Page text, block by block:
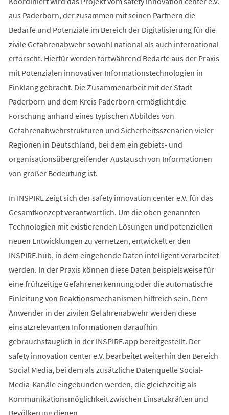
aus Paderborn, der zusammen mit seinen Partnern die
Bedarfe und Potenziale im Bereich der Digitalisierung für die
zivile Gefahrenabwehr sowohl national als auch international
erforscht. Hierfür werden fortwährend Bedarfe aus der Praxis
mit Potenzialen innovativer Informationstechnologien in
Einklang gebracht. Die Zusammenarbeit mit der Stadt
Paderborn und dem Kreis Paderborn ermöglicht die
Forschung anhand eines typischen Abbildes von
Gefahrenabwehrstrukturen und Sicherheitsszenarien vieler
Regionen in Deutschland, bei dem ein gebiets- und
organisationsübergreifender Austausch von Informationen
von großer Bedeutung ist.
In INSPIRE zeigt sich der safety innovation center e.V. für das
Gesamtkonzept verantwortlich. Um die oben genannten
Technologien mit existierenden Lösungen und potenziellen
neuen Entwicklungen zu vernetzen, entwickelt er den
INSPIRE.hub, in dem eingehende Daten intelligent verarbeitet
werden. In der Praxis können diese Daten beispielsweise für
eine frühzeitige Gefahrenerkennung oder die automatische
Einleitung von Reaktionsmechanismen hilfreich sein. Dem
Anwender in der zivilen Gefahrenabwehr werden diese
einsatzrelevanten Informationen daraufhin
gebrauchstauglich in der INSPIRE.app bereitgestellt. Der
safety innovation center e.V. bearbeitet weiterhin den Bereich
Social Media, bei dem als zusätzliche Datenquelle Social-
Media-Kanäle eingebunden werden, die gleichzeitig als
Kommunikationsmöglichkeit zwischen Einsatzkräften und